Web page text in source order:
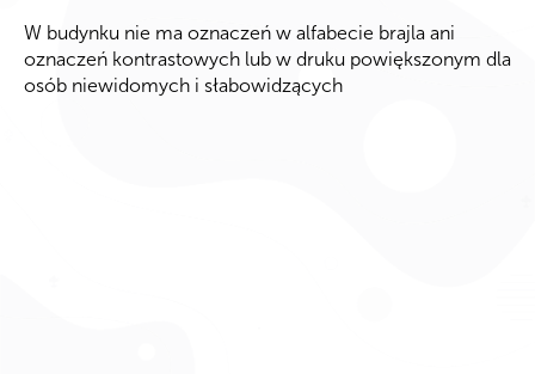
W budynku nie ma oznaczeń w alfabecie brajla ani
oznaczeń kontrastowych lub w druku powiększonym dla
osób niewidomych i słabowidzących